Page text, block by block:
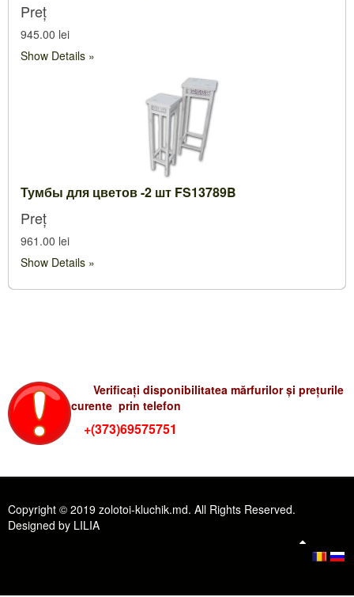
Preț
945.00 lei
Show Details
Тумбы для цветов -2 шт FS13789B
Preț
961.00 lei
Show Details
Verificați disponibilitatea mărfurilor și prețurile
curente prin telefon
+(373)69575751
Copyright © 2019 zolotoi-kluchik.md. All Rights Reserved.
Designed by LILIA